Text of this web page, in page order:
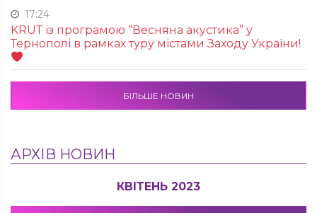
17:24
KRUТ із програмою “Весняна акустика” у
Тернополі в рамках туру містами Заходу України!
БІЛЬШЕ НОВИН
АРХІВ НОВИН
КВІТЕНЬ 2023